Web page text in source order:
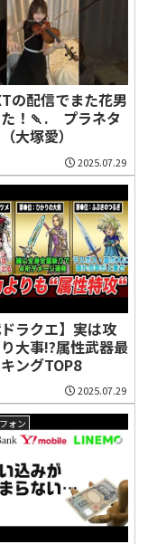
の配信でまた花男
！🍡. プラネタ
大塚愛）
2025.07.29
ドラクエ】実は攻
大事!?属性武器最
ングTOP8
2025.07.29
ォン